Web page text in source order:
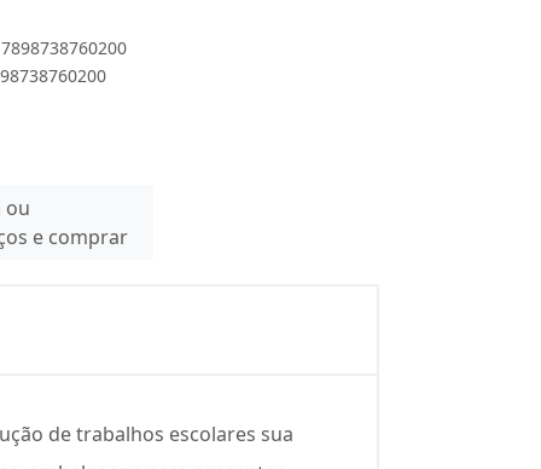
ou
e comprar
de trabalhos escolares sua